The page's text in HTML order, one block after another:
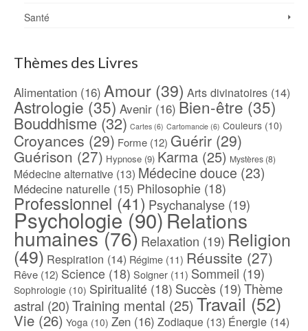
Santé
Thèmes des Livres
Alimentation (16) Amour (39) Arts divinatoires (14)
Astrologie (35) Avenir (16) Bien-être (35)
Bouddhisme (32) Cartes (6) Cartomancie (6) Couleurs (10)
Croyances (29) Forme (12) Guérir (29)
Guérison (27) Hypnose (9) Karma (25) Mystères (8)
Médecine alternative (13) Médecine douce (23)
Médecine naturelle (15) Philosophie (18)
Professionnel(41) Psychanalyse (19)
Psychologie(90) Relations
humaines(76)Relaxation (19) Religion
(49) Respiration (14) Régime (11) Réussite (27)
Rêve (12) Science (18) Soigner (11) Sommeil (19)
Sophrologie (10) Spiritualité (18) Succès (19)Thème
astral (20)Training mental (25) Travail (52)
Vie (26) Yoga (10) Zen (16) Zodiaque (13) Énergie (14)